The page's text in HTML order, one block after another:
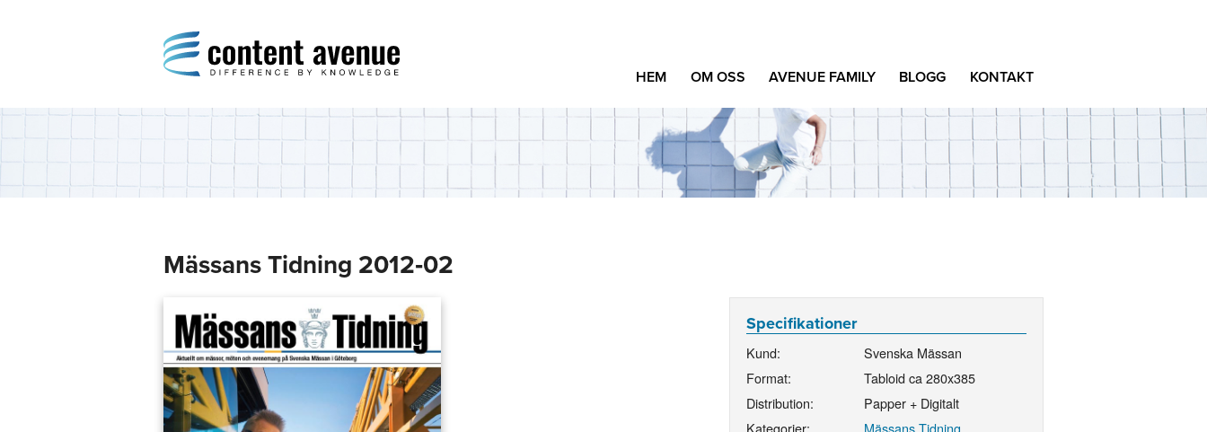
Difference by Knowledge
HEM OM OSS AVENUE FAMILY BLOGG KONTAKT
Mässans Tidning 2012‑02
Specifikationer
Kund:
Svenska Mässan
Format:
Tabloid ca 280x385
Distribution:
Papper + Digitalt
Kategorier:
Mässans Tidning